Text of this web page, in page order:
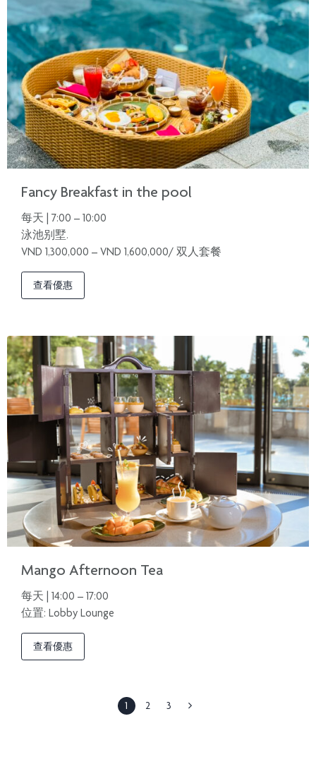
Fancy Breakfast in the pool
每天 | 7:00 – 10:00
泳池别墅.
VND 1,300,000 – VND 1,600,000/ 双人套餐
查看優惠
Mango Afternoon Tea
每天 | 14:00 – 17:00
位置: Lobby Lounge
查看優惠
1 2 3